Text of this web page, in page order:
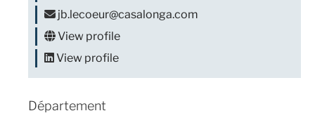
jb.lecoeur@casalonga.com
View profile
View profile
Département